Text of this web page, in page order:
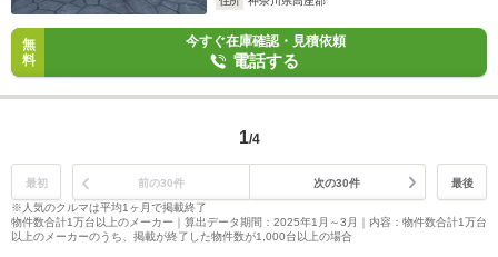
無
料
今すぐ在庫確認・見積依頼
電話する
1/4
最初 前の30件 次の30件
最後
※人気のクルマは平均1ヶ月で掲載終了
物件数合計1万台以上のメーカー｜算出データ期間：2025年1月～3月｜内容：物件数合計1万台
以上のメーカーのうち、掲載が終了した物件数が1,000台以上の場合